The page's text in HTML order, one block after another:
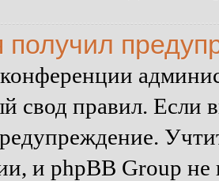
получил
свод правил.
и phpBB Group не